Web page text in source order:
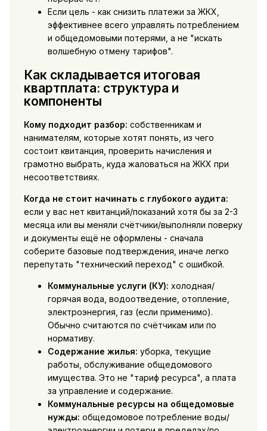
Если цель - как снизить платежи за ЖКХ,
эффективнее всего управлять потреблением
и общедомовыми потерями, а не "искать
волшебную отмену тарифов".
Как складывается итоговая
квартплата: структура и
компоненты
Кому подходит разбор: собственникам и
нанимателям, которые хотят понять, из чего
состоит квитанция, проверить начисления и
грамотно выбрать, куда жаловаться на ЖКХ при
несоответствиях.
Когда не стоит начинать с глубокого аудита:
если у вас нет квитанций/показаний хотя бы за 2-3
месяца или вы меняли счётчики/выполняли поверку
и документы ещё не оформлены - сначала
соберите базовые подтверждения, иначе легко
перепутать "технический переход" с ошибкой.
Коммунальные услуги (КУ): холодная/
горячая вода, водоотведение, отопление,
электроэнергия, газ (если применимо).
Обычно считаются по счётчикам или по
нормативу.
Содержание жилья: уборка, текущие
работы, обслуживание общедомового
имущества. Это не "тариф ресурса", а плата
за управление и содержание.
Коммунальные ресурсы на общедомовые
нужды: общедомовое потребление воды/